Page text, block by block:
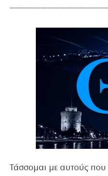
Τάσσομαι με αυτούς που